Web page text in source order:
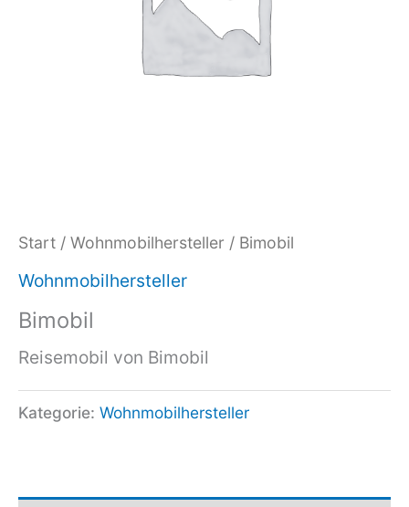
Start / Wohnmobilhersteller / Bimobil
Wohnmobilhersteller
Bimobil
Reisemobil von Bimobil
Kategorie: Wohnmobilhersteller